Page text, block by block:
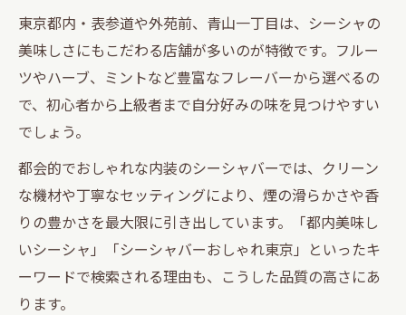
東京都内・表参道や外苑前、青山一丁目は、シーシャの
美味しさにもこだわる店舗が多いのが特徴です。フルー
ツやハーブ、ミントなど豊富なフレーバーから選べるの
で、初心者から上級者まで自分好みの味を見つけやすい
でしょう。
都会的でおしゃれな内装のシーシャバーでは、クリーン
な機材や丁寧なセッティングにより、煙の滑らかさや香
りの豊かさを最大限に引き出しています。「都内美味し
いシーシャ」「シーシャバーおしゃれ東京」といったキ
ーワードで検索される理由も、こうした品質の高さにあ
ります。